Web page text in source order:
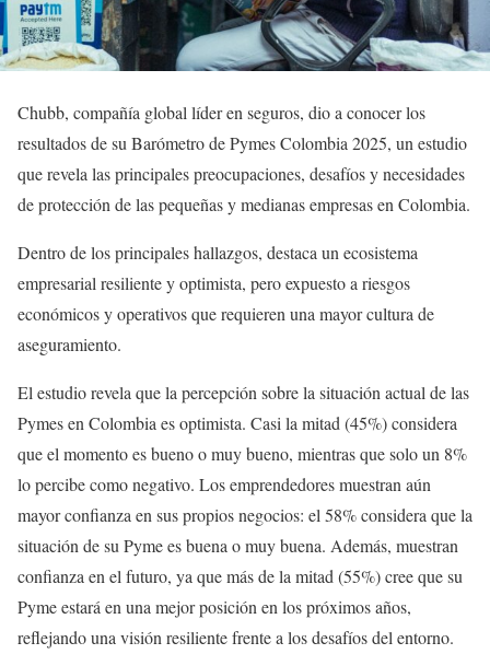
Chubb, compañía global líder en seguros, dio a conocer los
resultados de su Barómetro de Pymes Colombia 2025, un estudio
que revela las principales preocupaciones, desafíos y necesidades
de protección de las pequeñas y medianas empresas en Colombia.
Dentro de los principales hallazgos, destaca un ecosistema
empresarial resiliente y optimista, pero expuesto a riesgos
económicos y operativos que requieren una mayor cultura de
aseguramiento.
El estudio revela que la percepción sobre la situación actual de las
Pymes en Colombia es optimista. Casi la mitad (45%) considera
que el momento es bueno o muy bueno, mientras que solo un 8%
lo percibe como negativo. Los emprendedores muestran aún
mayor confianza en sus propios negocios: el 58% considera que la
situación de su Pyme es buena o muy buena. Además, muestran
confianza en el futuro, ya que más de la mitad (55%) cree que su
Pyme estará en una mejor posición en los próximos años,
reflejando una visión resiliente frente a los desafíos del entorno.